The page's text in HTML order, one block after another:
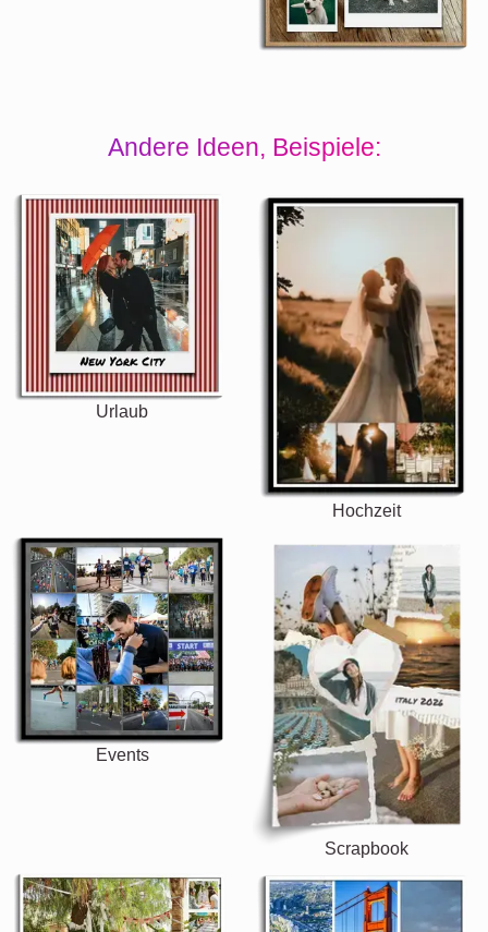
Andere Ideen, Beispiele:
Urlaub
Hochzeit
Events
Scrapbook